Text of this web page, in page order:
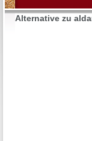
Alternative zu